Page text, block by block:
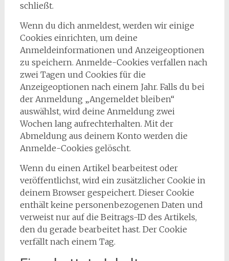
schließt.
Wenn du dich anmeldest, werden wir einige
Cookies einrichten, um deine
Anmeldeinformationen und Anzeigeoptionen
zu speichern. Anmelde-Cookies verfallen nach
zwei Tagen und Cookies für die
Anzeigeoptionen nach einem Jahr. Falls du bei
der Anmeldung „Angemeldet bleiben“
auswählst, wird deine Anmeldung zwei
Wochen lang aufrechterhalten. Mit der
Abmeldung aus deinem Konto werden die
Anmelde-Cookies gelöscht.
Wenn du einen Artikel bearbeitest oder
veröffentlichst, wird ein zusätzlicher Cookie in
deinem Browser gespeichert. Dieser Cookie
enthält keine personenbezogenen Daten und
verweist nur auf die Beitrags-ID des Artikels,
den du gerade bearbeitet hast. Der Cookie
verfällt nach einem Tag.